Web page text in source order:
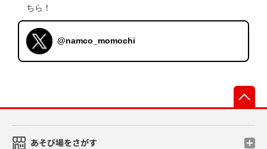
ちら！
@namco_momochi
あそび場をさがす